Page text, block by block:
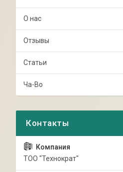
О нас
Отзывы
Статьи
Ча-Во
ТОО "Технократ"